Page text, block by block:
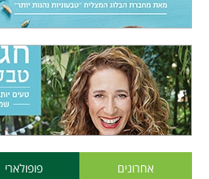
אחרונים פופולארי